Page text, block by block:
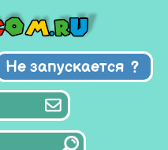
Не запускается